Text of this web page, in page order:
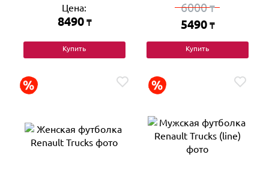
Цена:
8490 ₸
Купить
6000₸
5490 ₸
Купить